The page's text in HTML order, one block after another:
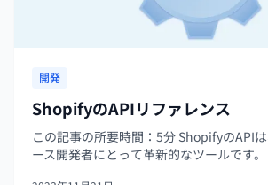
開発
ShopifyのAPIリファレンス
この記事の所要時間：5分 ShopifyのAPI
ース開発者にとって革新的なツールです